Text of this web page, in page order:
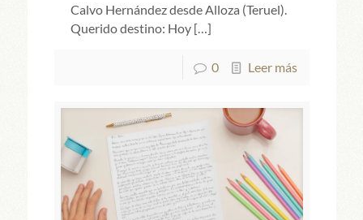
Calvo Hernández desde Alloza (Teruel).
Querido destino: Hoy[…]
0 Leer más